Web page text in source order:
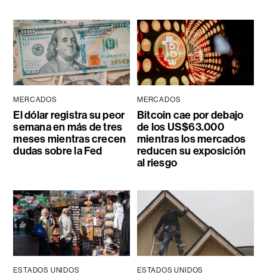
MERCADOS
El dólar registra su peor
semana en más de tres
meses mientras crecen
dudas sobre la Fed
MERCADOS
Bitcoin cae por debajo
de los US$63.000
mientras los mercados
reducen su exposición
al riesgo
ESTADOS UNIDOS ESTADOS UNIDOS